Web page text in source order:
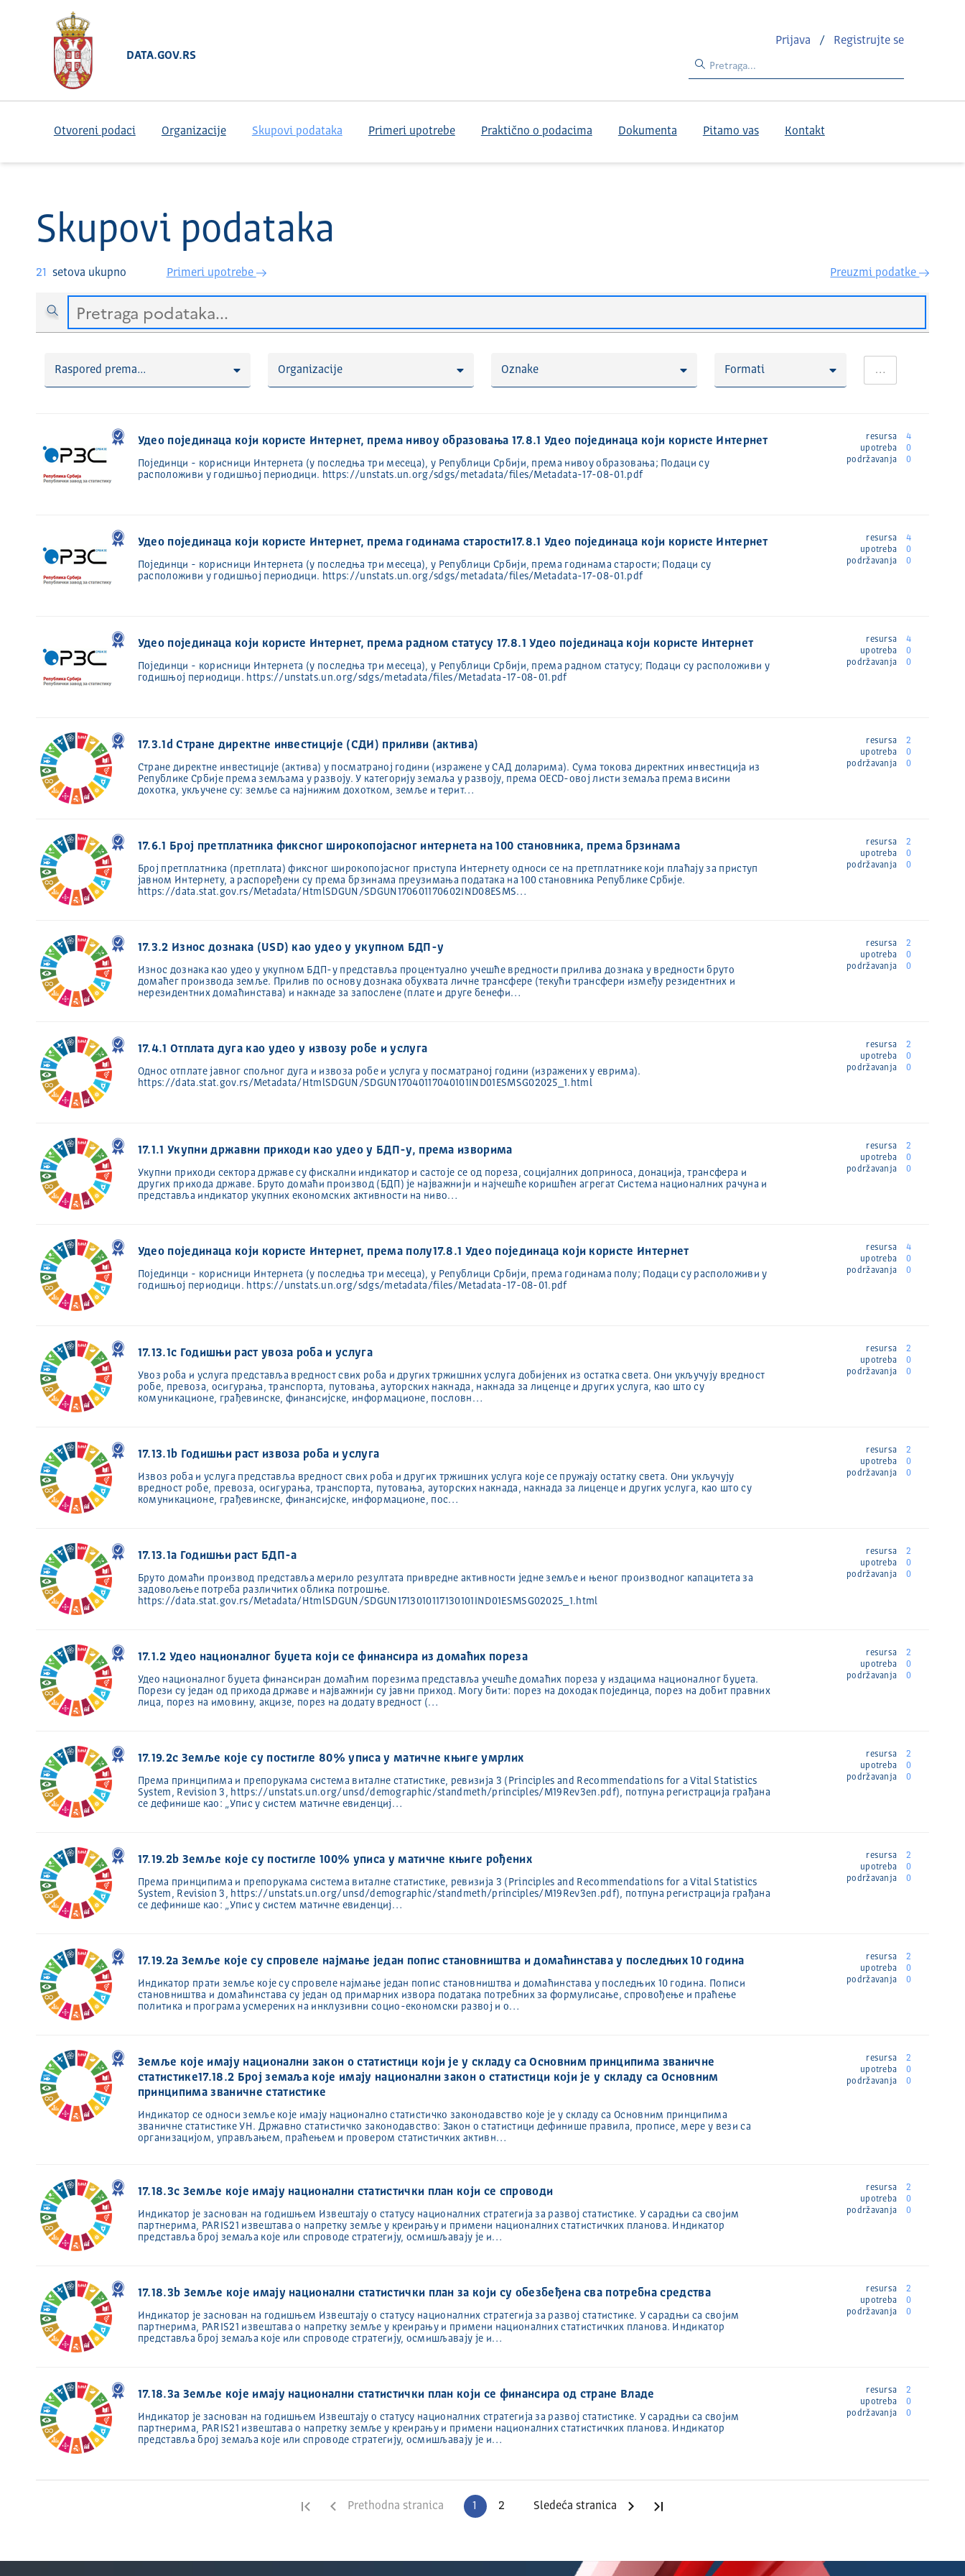
DATA.GOV.RS
Prijava / Registrujte se
Otvoreni podaci Organizacije Skupovi podataka Primeri upotrebe Praktično o podacima Dokumenta Pitamo vas Kontakt
Skupovi podataka
21 setova ukupno Primeri upotrebe Preuzmi podatke
Raspored prema... Organizacije Oznake Formati …
Удео појединаца који користе Интернет, према нивоу образовања 17.8.1 Удео појединаца који користе Интернет
Појединци - корисници Интернета (у последња три месеца), у Републици Србији, према нивоу образовања; Подаци су
расположиви у годишњој периодици. https://unstats.un.org/sdgs/metadata/files/Metadata-17-08-01.pdf
resursa
4
upotreba
0
podržavanja
0
Удео појединаца који користе Интернет, према годинама старости17.8.1 Удео појединаца који користе Интернет
Појединци - корисници Интернета (у последња три месеца), у Републици Србији, према годинама старости; Подаци су
расположиви у годишњој периодици. https://unstats.un.org/sdgs/metadata/files/Metadata-17-08-01.pdf
resursa
4
upotreba
0
podržavanja
0
Удео појединаца који користе Интернет, према радном статусу 17.8.1 Удео појединаца који користе Интернет
Појединци - корисници Интернета (у последња три месеца), у Републици Србији, према радном статусу; Подаци су расположиви у
годишњој периодици. https://unstats.un.org/sdgs/metadata/files/Metadata-17-08-01.pdf
resursa
4
upotreba
0
podržavanja
0
17.3.1d Стране директне инвестиције (СДИ) приливи (aктива)
Стране директне инвестиције (актива) у посматраној години (израженe у САД доларима). Сума токова директних инвестиција из
Републике Србије према земљама у развоју. У категорију земаља у развоју, према OECD-овој листи земаља према висини
дохотка, укључене су: земље са најнижим дохотком, земље и терит…
resursa
2
upotreba
0
podržavanja
0
17.6.1 Број претплатника фиксног широкопојасног интернета на 100 становника, према брзинама
Број претплатника (претплата) фиксног широкопојасног приступа Интернету односи се на претплатнике који плаћају за приступ
јавном Интернету, а распоређени су према брзинама преузимања података на 100 становника Републике Србије.
https://data.stat.gov.rs/Metadata/HtmlSDGUN/SDGUN170601170602IND08ESMS…
resursa
2
upotreba
0
podržavanja
0
17.3.2 Износ дознака (USD) као удео у укупном БДП-у
Износ дознака као удео у укупном БДП-у представља процентуално учешће вредности прилива дознака у вредности бруто
домаћег производа земље. Прилив по основу дознака обухвата личне трансфере (текући трансфери између резидентних и
нерезидентних домаћинстава) и накнаде за запослене (плате и друге бенефи…
resursa
2
upotreba
0
podržavanja
0
17.4.1 Отплата дуга као удео у извозу робе и услуга
Однос отплате јавног спољног дуга и извоза робе и услуга у посматраној години (изражених у еврима).
https://data.stat.gov.rs/Metadata/HtmlSDGUN/SDGUN17040117040101IND01ESMSG02025_1.html
resursa
2
upotreba
0
podržavanja
0
17.1.1 Укупни државни приходи као удео у БДП-у, према изворима
Укупни приходи сектора државе су фискални индикатор и састоје се од пореза, социјалних доприноса, донација, трансфера и
других прихода државе. Бруто домаћи производ (БДП) је најважнији и најчешће коришћен агрегат Система националних рачуна и
представља индикатор укупних економских активности на ниво…
resursa
2
upotreba
0
podržavanja
0
Удео појединаца који користе Интернет, према полу17.8.1 Удео појединаца који користе Интернет
Појединци - корисници Интернета (у последња три месеца), у Републици Србији, према годинама полу; Подаци су расположиви у
годишњој периодици. https://unstats.un.org/sdgs/metadata/files/Metadata-17-08-01.pdf
resursa
4
upotreba
0
podržavanja
0
17.13.1c Годишњи раст увоза роба и услуга
Увоз роба и услуга представља вредност свих роба и других тржишних услуга добијених из остатка света. Они укључују вредност
робе, превоза, осигурања, транспорта, путовања, ауторских накнада, накнада за лиценце и других услуга, као што су
комуникационе, грађевинске, финансијске, информационе, пословн…
resursa
2
upotreba
0
podržavanja
0
17.13.1b Годишњи раст извоза роба и услуга
Извоз роба и услуга представља вредност свих роба и других тржишних услуга које се пружају остатку света. Они укључују
вредност робе, превоза, осигурања, транспорта, путовања, ауторских накнада, накнада за лиценце и других услуга, као што су
комуникационе, грађевинске, финансијске, информационе, пос…
resursa
2
upotreba
0
podržavanja
0
17.13.1a Годишњи раст БДП-а
Бруто домаћи производ представља мерило резултата привредне активности једне земље и њеног производног капацитета за
задовољење потреба различитих облика потрошње.
https://data.stat.gov.rs/Metadata/HtmlSDGUN/SDGUN1713010117130101IND01ESMSG02025_1.html
resursa
2
upotreba
0
podržavanja
0
17.1.2 Удео националног буџета који се финансира из домаћих пореза
Удео националног буџета финансиран домаћим порезима представља учешће домаћих пореза у издацима националног буџета.
Порези су један од прихода државе и најважнији су јавни приход. Могу бити: порез на доходак појединца, порез на добит правних
лица, порез на имовину, акцизе, порез на додату вредност (…
resursa
2
upotreba
0
podržavanja
0
17.19.2c Земље које су постигле 80% уписа у матичне књиге умрлих
Према принципима и препорукама система виталне статистике, ревизија 3 (Principles and Recommendations for a Vital Statistics
System, Revision 3, https://unstats.un.org/unsd/demographic/standmeth/principles/M19Rev3en.pdf), потпуна регистрација грађана
се дефинише као: „Упис у систем матичне евиденциј…
resursa
2
upotreba
0
podržavanja
0
17.19.2b Земље које су постигле 100% уписа у матичне књиге рођених
Према принципима и препорукама система виталне статистике, ревизија 3 (Principles and Recommendations for a Vital Statistics
System, Revision 3, https://unstats.un.org/unsd/demographic/standmeth/principles/M19Rev3en.pdf), потпуна регистрација грађана
се дефинише као: „Упис у систем матичне евиденциј…
resursa
2
upotreba
0
podržavanja
0
17.19.2a Земље које су спровеле најмање један попис становништва и домаћинстава у последњих 10 година
Индикатор прати земље које су спровеле најмање један попис становништва и домаћинстава у последњих 10 година. Пописи
становништва и домаћинстава су један од примарних извора података потребних за формулисање, спровођење и праћење
политика и програма усмерених на инклузивни социо-економски развој и о…
resursa
2
upotreba
0
podržavanja
0
Земље које имају национални закон о статистици који је у складу са Основним принципима званичне
статистике17.18.2 Број земаља које имају национални закон о статистици који је у складу са Основним
принципима званичне статистике
Индикатор се односи земље које имају национално статистичко законодавство које је у складу са Основним принципима
званичне статистике УН. Државно статистичко законодавство: Закон о статистици дефинише правила, прописе, мере у вези са
организацијом, управљањем, праћењем и провером статистичких активн…
resursa
2
upotreba
0
podržavanja
0
17.18.3c Земље које имају национални статистички план који се спроводи
Индикатор је заснован на годишњем Извештају о статусу националних стратегија за развој статистике. У сарадњи са својим
партнерима, PARIS21 извештава о напретку земље у креирању и примени националних статистичких планова. Индикатор
представља број земаља које или спроводе стратегију, осмишљавају је и…
resursa
2
upotreba
0
podržavanja
0
17.18.3b Земље које имају национални статистички план за који су обезбеђена сва потребна средства
Индикатор је заснован на годишњем Извештају о статусу националних стратегија за развој статистике. У сарадњи са својим
партнерима, PARIS21 извештава о напретку земље у креирању и примени националних статистичких планова. Индикатор
представља број земаља које или спроводе стратегију, осмишљавају је и…
resursa
2
upotreba
0
podržavanja
0
17.18.3a Земље које имају национални статистички план који се финансира од стране Владе
Индикатор је заснован на годишњем Извештају о статусу националних стратегија за развој статистике. У сарадњи са својим
партнерима, PARIS21 извештава о напретку земље у креирању и примени националних статистичких планова. Индикатор
представља број земаља које или спроводе стратегију, осмишљавају је и…
resursa
2
upotreba
0
podržavanja
0
Prva stranica
Prethodna stranica 1 2 Sledeća stranica